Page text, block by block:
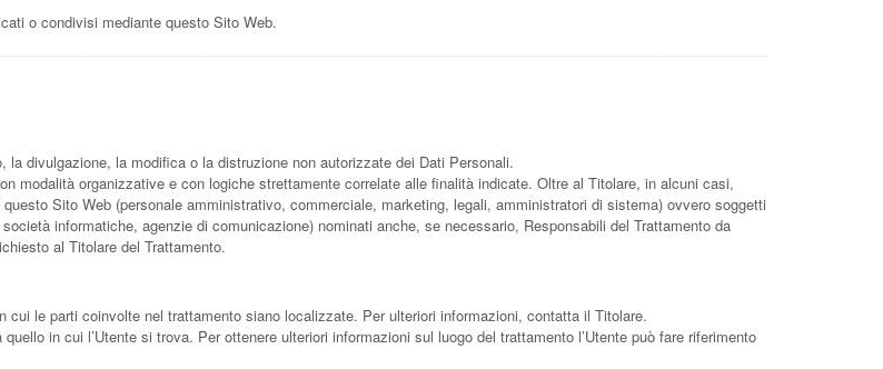
o condivisi mediante questo Sito Web.
divulgazione, la modifica o la distruzione non autorizzate dei Dati Personali.
modalità organizzative e con logiche strettamente correlate alle finalità indicate. Oltre al Titolare, in alcuni casi,
Sito Web (personale amministrativo, commerciale, marketing, legali, amministratori di sistema) ovvero soggetti
informatiche, agenzie di comunicazione) nominati anche, se necessario, Responsabili del Trattamento da
al Titolare del Trattamento.
le parti coinvolte nel trattamento siano localizzate. Per ulteriori informazioni, contatta il Titolare.
in cui l’Utente si trova. Per ottenere ulteriori informazioni sul luogo del trattamento l’Utente può fare riferimento